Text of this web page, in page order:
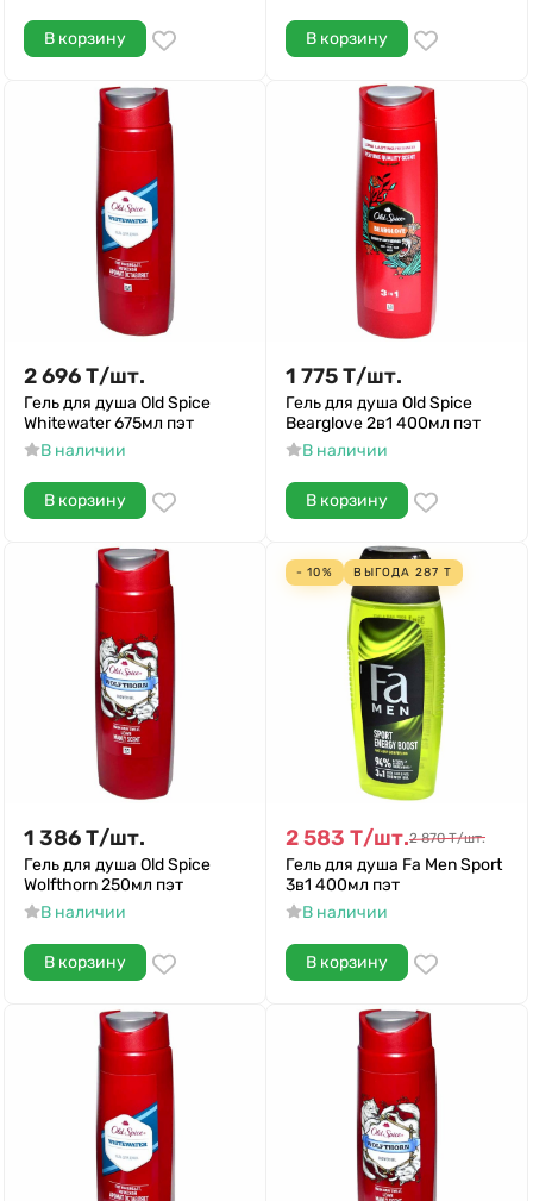
В корзину В корзину
2 696Т/шт.
Гель для душа Old Spice
Whitewater 675мл пэт
В наличии
В корзину
1 775Т/шт.
Гель для душа Old Spice
Bearglove 2в1 400мл пэт
В наличии
В корзину
1 386Т/шт.
Гель для душа Old Spice
Wolfthorn 250мл пэт
В наличии
В корзину
- 10% ВЫГОДА 287 Т
2 583 Т/шт.2 870 Т/шт.
Гель для душа Fa Men Sport
3в1 400мл пэт
В наличии
В корзину